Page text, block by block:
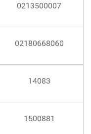
0213500007
02180668060
14083
1500881